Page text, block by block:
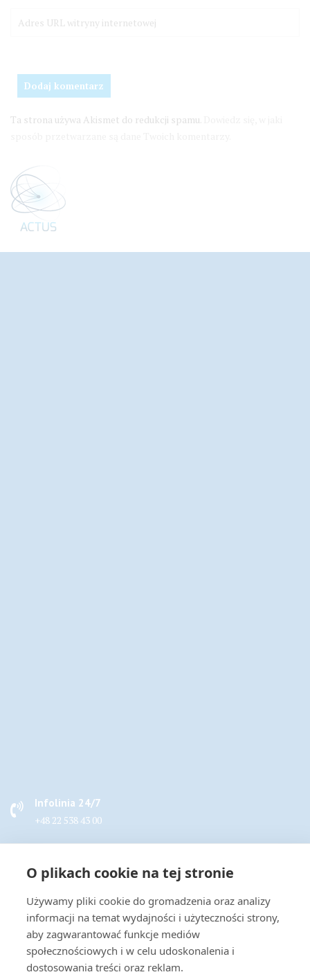
Ta strona używa Akismet do redukcji spamu.
Infolinia 24/7
+48 22 538 43 00
handel@actus-info.pl
Biuro
Wrocław, ul. Borowska 283B
O plikach cookie na tej stronie
Używamy pliki cookie do gromadzenia oraz analizy
informacji na temat wydajności i użyteczności strony,
aby zagwarantować funkcje mediów
społecznościowych i w celu udoskonalenia i
dostosowania treści oraz reklam.